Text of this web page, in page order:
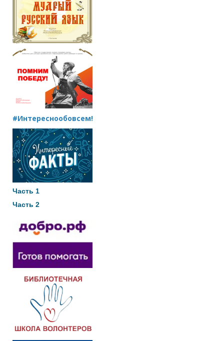
#Интереснообовсем!
Часть 1
Часть 2